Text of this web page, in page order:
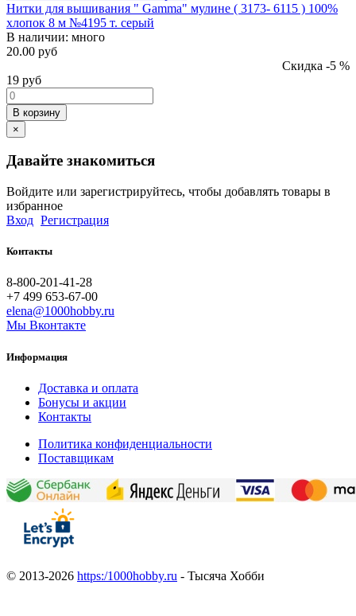
Нитки для вышивания " Gamma" мулине ( 3173- 6115 ) 100%
хлопок 8 м №4195 т. серый
В наличии: много
20.00 руб
Скидка -5 %
19 руб
В корзину
×
Давайте знакомиться
Войдите или зарегистрируйтесь, чтобы добавлять товары в
избранное
Вход Регистрация
Контакты
8-800-201-41-28
+7 499 653-67-00
elena@1000hobby.ru
Мы Вконтакте
Информация
Доставка и оплата
Бонусы и акции
Контакты
Политика конфиденциальности
Поставщикам
© 2013-2026 https:/1000hobby.ru - Тысяча Хобби